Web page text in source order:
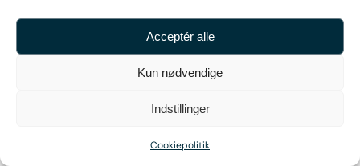
Acceptér alle
Kun nødvendige
Indstillinger
Cookiepolitik
334.900 kr.
120.000 km